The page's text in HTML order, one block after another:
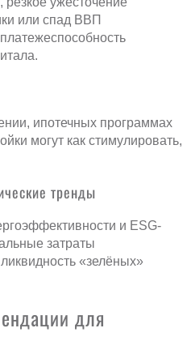
или спад ВВП
ипотечных программах
могут как стимулировать,
тренды
и ESG-
затраты
«зелёных»
для